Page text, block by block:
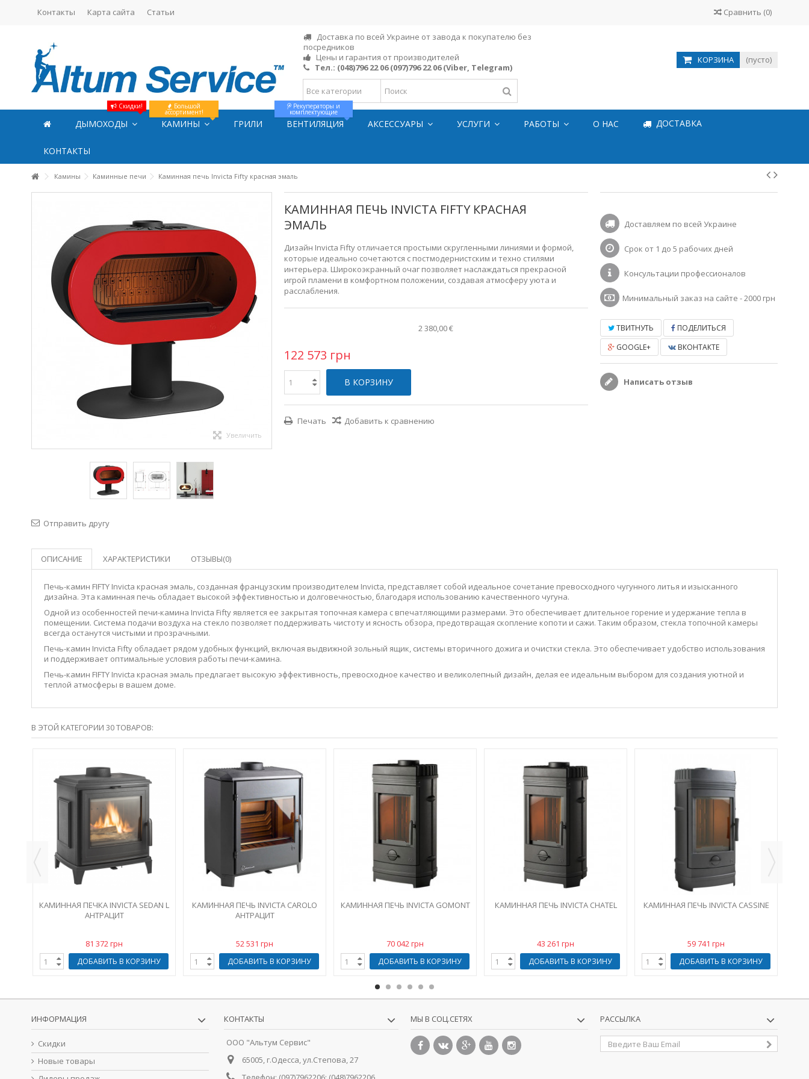
Контакты Карта сайта Статьи Сравнить (0)
Доставка по всей Украине от завода к покупателю без
посредников
Цены и гарантия от производителей
Тел.: (048)796 22 06 (097)796 22 06 (Viber, Telegram)
КОРЗИНА (пусто)
ДЫМОХОДЫ
Скидки!
КАМИНЫ
Большой
ассортимент!
ГРИЛИ ВЕНТИЛЯЦИЯ
Рекуператоры и
комплектующие
АКСЕССУАРЫ УСЛУГИ РАБОТЫ О НАС ДОСТАВКА
КОНТАКТЫ
Камины Каминные печи Каминная печь Invicta Fifty красная эмаль
Увеличить
Отправить другу
КАМИННАЯ ПЕЧЬ INVICTA FIFTY КРАСНАЯ
ЭМАЛЬ
Дизайн Invicta Fifty отличается простыми скругленными линиями и формой,
которые идеально сочетаются с постмодернистским и техно стилями
интерьера. Широкоэкранный очаг позволяет наслаждаться прекрасной
игрой пламени в комфортном положении, создавая атмосферу уюта и
расслабления.
2 380,00 €
122 573 грн
В КОРЗИНУ
Печать Добавить к сравнению
Доставляем по всей Украине
Срок от 1 до 5 рабочих дней
Консультации профессионалов
Минимальный заказ на сайте - 2000 грн
ТВИТНУТЬ
ПОДЕЛИТЬСЯ
GOOGLE+
ВКОНТАКТЕ
Написать отзыв
ОПИСАНИЕ ХАРАКТЕРИСТИКИ ОТЗЫВЫ(0)
Печь-камин FIFTY Invicta красная эмаль, созданная французским производителем Invicta, представляет собой идеальное сочетание превосходного чугунного литья и изысканного
дизайна. Эта каминная печь обладает высокой эффективностью и долговечностью, благодаря использованию качественного чугуна.
Одной из особенностей печи-камина Invicta Fifty является ее закрытая топочная камера с впечатляющими размерами. Это обеспечивает длительное горение и удержание тепла в
помещении. Система подачи воздуха на стекло позволяет поддерживать чистоту и ясность обзора, предотвращая скопление копоти и сажи. Таким образом, стекла топочной камеры
всегда останутся чистыми и прозрачными.
Печь-камин Invicta Fifty обладает рядом удобных функций, включая выдвижной зольный ящик, системы вторичного дожига и очистки стекла. Это обеспечивает удобство использования
и поддерживает оптимальные условия работы печи-камина.
Печь-камин FIFTY Invicta красная эмаль предлагает высокую эффективность, превосходное качество и великолепный дизайн, делая ее идеальным выбором для создания уютной и
теплой атмосферы в вашем доме.
В ЭТОЙ КАТЕГОРИИ 30 ТОВАРОВ:
КАМИННАЯ ПЕЧКА INVICTA SEDAN L
АНТРАЦИТ
81 372 грн
ДОБАВИТЬ В КОРЗИНУ
КАМИННАЯ ПЕЧЬ INVICTA CAROLO
АНТРАЦИТ
52 531 грн
ДОБАВИТЬ В КОРЗИНУ
КАМИННАЯ ПЕЧЬ INVICTA GOMONT
70 042 грн
ДОБАВИТЬ В КОРЗИНУ
КАМИННАЯ ПЕЧЬ INVICTA CHATEL
43 261 грн
ДОБАВИТЬ В КОРЗИНУ
КАМИННАЯ ПЕЧЬ INVICTA CASSINE
59 741 грн
ДОБАВИТЬ В КОРЗИНУ
ИНФОРМАЦИЯ
Скидки
Новые товары
КОНТАКТЫ
ООО "Альтум Сервис"
65005, г.Одесса, ул.Степова, 27
МЫ В СОЦ.СЕТЯХ РАССЫЛКА